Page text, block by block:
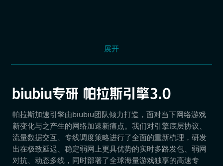
展开
帕拉斯加速引擎由biubiu团队倾力打造，面对当下网络游戏
新变化与之产生的网络加速新痛点。我们对引擎底层协议、
流量数据交互、专线调度策略进行了全面的重新梳理，研发
出在极致延迟、稳定弱网上更具优势的实时多路发包、弱网
对抗、动态多线，同时部署了全球海量游戏独享的高速专